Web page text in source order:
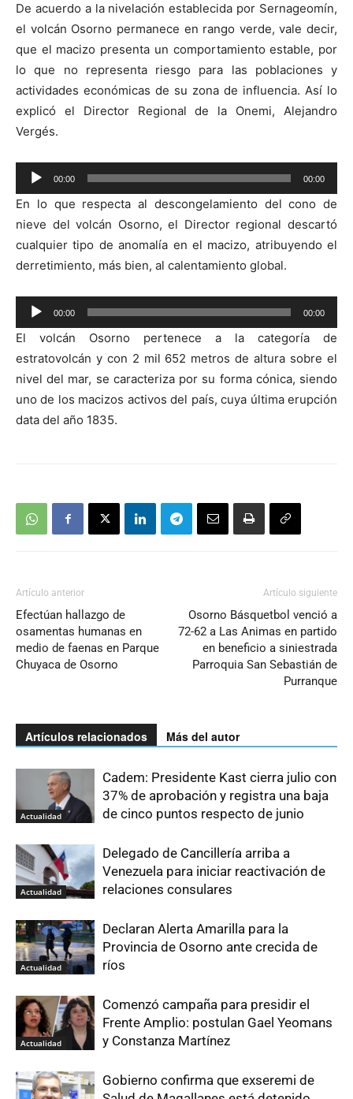
De acuerdo a la nivelación establecida por Sernageomín,
el volcán Osorno permanece en rango verde, vale decir,
que el macizo presenta un comportamiento estable, por
lo que no representa riesgo para las poblaciones y
actividades económicas de su zona de influencia. Así lo
explicó el Director Regional de la Onemi, Alejandro
Vergés.
Reproductor
de
audio
00:00 00:00
En lo que respecta al descongelamiento del cono de
nieve del volcán Osorno, el Director regional descartó
cualquier tipo de anomalía en el macizo, atribuyendo el
derretimiento, más bien, al calentamiento global.
Reproductor
de
audio
00:00 00:00
El volcán Osorno pertenece a la categoría de
estratovolcán y con 2 mil 652 metros de altura sobre el
nivel del mar, se caracteriza por su forma cónica, siendo
uno de los macizos activos del país, cuya última erupción
data del año 1835.
Artículo anterior
Efectúan hallazgo de
osamentas humanas en
medio de faenas en Parque
Chuyaca de Osorno
Artículo siguiente
Osorno Básquetbol venció a
72-62 a Las Animas en partido
en beneficio a siniestrada
Parroquia San Sebastián de
Purranque
Artículos relacionados Más del autor
Actualidad
Cadem: Presidente Kast cierra julio con
37% de aprobación y registra una baja
de cinco puntos respecto de junio
Actualidad
Delegado de Cancillería arriba a
Venezuela para iniciar reactivación de
relaciones consulares
Actualidad
Declaran Alerta Amarilla para la
Provincia de Osorno ante crecida de
ríos
Actualidad
Comenzó campaña para presidir el
Frente Amplio: postulan Gael Yeomans
y Constanza Martínez
Gobierno confirma que exseremi de